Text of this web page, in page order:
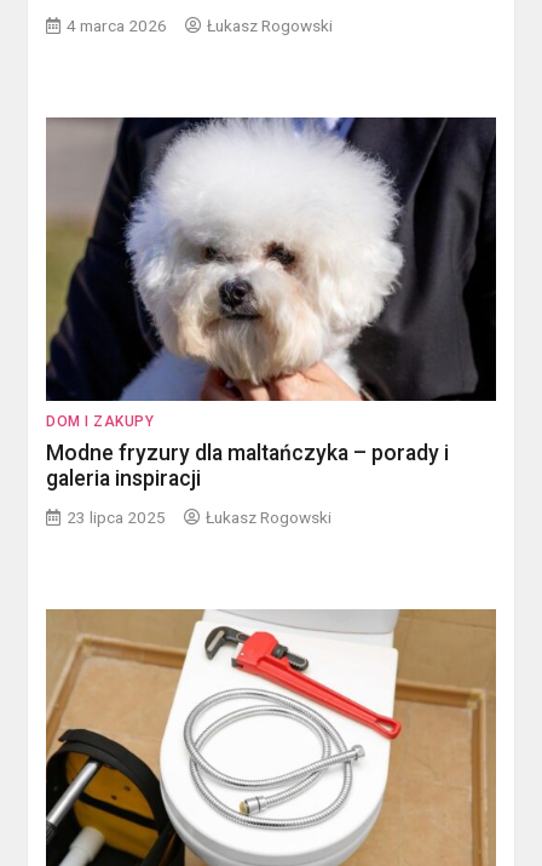
4 marca 2026 Łukasz Rogowski
DOM I ZAKUPY
Modne fryzury dla maltańczyka – porady i
galeria inspiracji
23 lipca 2025 Łukasz Rogowski